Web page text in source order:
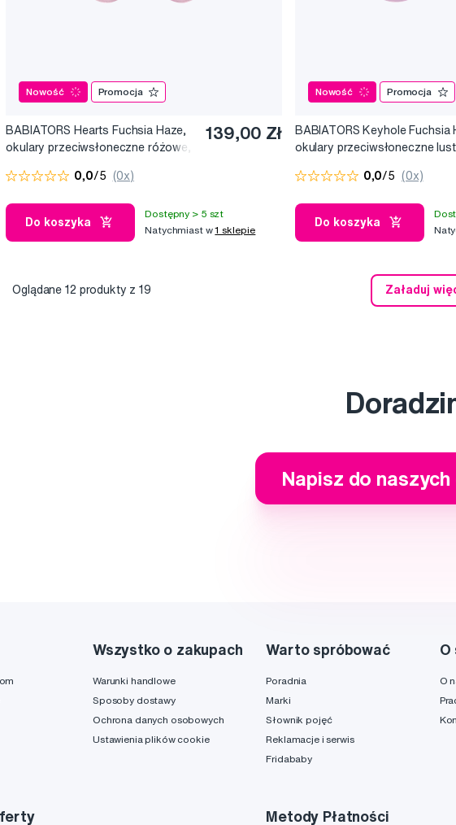
Nowość Promocja
BABIATORS Hearts Fuchsia Haze,
okulary przeciwsłoneczne różowe,
139,00 Zł
0,0/5 (0x)
Do koszyka
Dostępny > 5 szt
Natychmiast w1 sklepie
Nowość Promocja
BABIATORS Keyhole Fuchsia
okulary przeciwsłoneczne
0,0/5 (0x)
Do koszyka
Załaduj
Oglądane12 produkty z 19
Napisz do
Wszystko o zakupach
Warunki handlowe
Sposoby dostawy
Ochrona danych osobowych
Ustawienia plików cookie
Warto spróbować
Poradnia
Marki
Słownik pojęć
Reklamacje i serwis
Fridababy
O
O
Metody Płatności